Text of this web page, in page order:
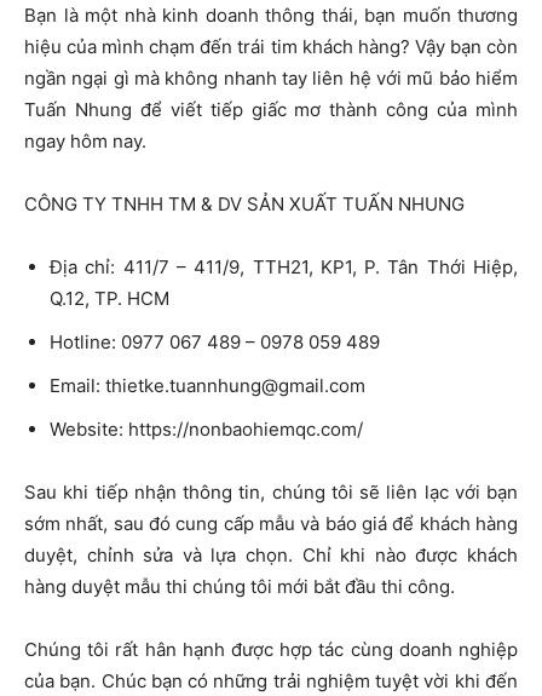
Bạn là một nhà kinh doanh thông thái, bạn muốn thương
hiệu của mình chạm đến trái tim khách hàng? Vậy bạn còn
ngần ngại gì mà không nhanh tay liên hệ với mũ bảo hiểm
Tuấn Nhung để viết tiếp giấc mơ thành công của mình
ngay hôm nay.
CÔNG TY TNHH TM & DV SẢN XUẤT TUẤN NHUNG
Địa chỉ: 411/7 – 411/9, TTH21, KP1, P. Tân Thới Hiệp,
Q.12, TP. HCM
Hotline: 0977 067 489 – 0978 059 489
Email: thietke.tuannhung@gmail.com
Website: https://nonbaohiemqc.com/
Sau khi tiếp nhận thông tin, chúng tôi sẽ liên lạc với bạn
sớm nhất, sau đó cung cấp mẫu và báo giá để khách hàng
duyệt, chỉnh sửa và lựa chọn. Chỉ khi nào được khách
hàng duyệt mẫu thi chúng tôi mới bắt đầu thi công.
Chúng tôi rất hân hạnh được hợp tác cùng doanh nghiệp
của bạn. Chúc bạn có những trải nghiệm tuyệt vời khi đến